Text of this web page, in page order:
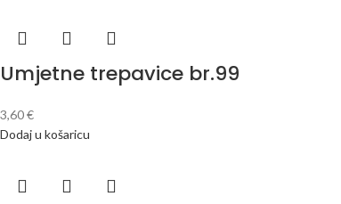
Umjetne trepavice br.99
3,60€
Dodaj u košaricu